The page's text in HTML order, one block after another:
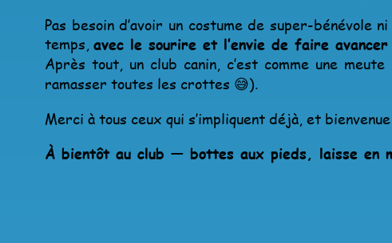
Pas besoin d’avoir un costume de super-bénévole
temps, avec le sourire et l’envie de faire
Après tout, un club canin, c’est comme une meute
ramasser toutes les crottes 😅).
Merci à tous ceux qui s’impliquent déjà, et
À bientôt au club — bottes aux pieds, laisse en